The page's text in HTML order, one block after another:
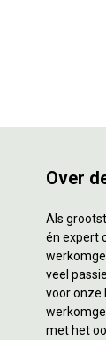
Over
Als
én expert
veel
voor onze
met het